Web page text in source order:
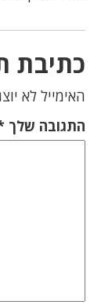
כתיבת
האימייל לא
התגובה שלך